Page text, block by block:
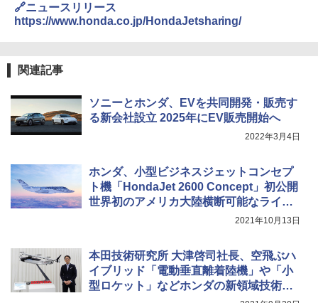
🔗ニュースリリース
https://www.honda.co.jp/HondaJetsharing/
関連記事
ソニーとホンダ、EVを共同開発・販売す
る新会社設立 2025年にEV販売開始へ
2022年3月4日
ホンダ、小型ビジネスジェットコンセプ
ト機「HondaJet 2600 Concept」初公開
世界初のアメリカ大陸横断可能なライト
ジェット機を「NBAA 2021」で参考展示
2021年10月13日
本田技術研究所 大津啓司社長、空飛ぶハ
イブリッド「電動垂直離着陸機」や「小
型ロケット」などホンダの新領域技術に